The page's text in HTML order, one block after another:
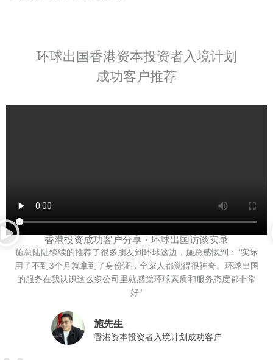
环球出国香港资本投资者入境计划
成功客户推荐
香港投资成功客户分享 · 环球出国访谈实录
施总陆陆续续的推荐了很多朋友到环球这边，施总感慨到："实际
用了不到3个月就拿到了身份证，全家人都觉得很神奇。环球出国
的服务在我认识这么多公司里就感觉环球素质和服务态度都非常
好"
施先生
香港资本投资者入境计划成功客户